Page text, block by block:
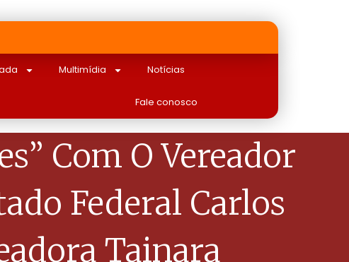
Multimídia Notícias
Fale conosco
Com O Vereador
Federal Carlos
Tainara